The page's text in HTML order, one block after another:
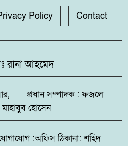
বিদ্যালয়ের ভরপ্রাপ্ত প্রধান
শাহনাজ পারভীনের বিরুদ্ধে
১৫০ পিস ইয়াবাসহ মাদক
আটক, ভ্রাম্যমাণ আদালতে
কারাদণ্ড
সুন্দরবন উপকূলে মেটবে তৃষ্ণা:
প্ল্যান্ট
Policy Contact
রানা আহমেদ
প্রধান সম্পাদক : ফজলে
হোসেন
:অফিস ঠিকানা: শহিদ